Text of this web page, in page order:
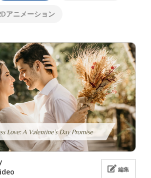
アニメーション
編集